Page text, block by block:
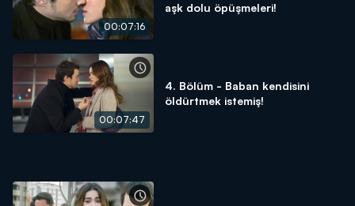
00:07:16
aşk dolu öpüşmeleri!
00:07:47
4. Bölüm - Baban kendisini
öldürtmek istemiş!